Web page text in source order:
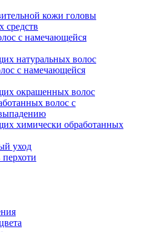
кожи головы
средств
с намечающейся
натуральных волос
с намечающейся
окрашенных волос
волос с
химически обработанных
уход